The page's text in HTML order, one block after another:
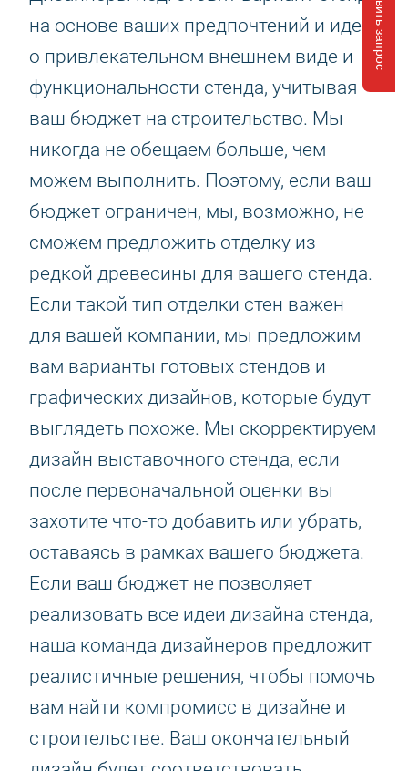
на основе ваших предпочтений и идей
о привлекательном внешнем виде и
функциональности стенда, учитывая
ваш бюджет на строительство. Мы
никогда не обещаем больше, чем
можем выполнить. Поэтому, если ваш
бюджет ограничен, мы, возможно, не
сможем предложить отделку из
редкой древесины для вашего стенда.
Если такой тип отделки стен важен
для вашей компании, мы предложим
вам варианты готовых стендов и
графических дизайнов, которые будут
выглядеть похоже. Мы скорректируем
дизайн выставочного стенда, если
после первоначальной оценки вы
захотите что-то добавить или убрать,
оставаясь в рамках вашего бюджета.
Если ваш бюджет не позволяет
реализовать все идеи дизайна стенда,
наша команда дизайнеров предложит
реалистичные решения, чтобы помочь
вам найти компромисс в дизайне и
строительстве. Ваш окончательный